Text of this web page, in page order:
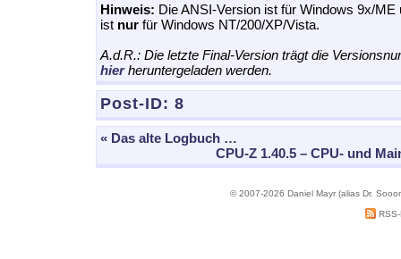
Hinweis: Die ANSI-Version ist für Windows 9x/ME
ist nur für Windows NT/200/XP/Vista.
A.d.R.: Die letzte Final-Version trägt die
hierheruntergeladen werden.
Post-ID: 8
« Das alte Logbuch …
CPU-Z 1.40.5 – CPU- und
© 2007-2026 Daniel Mayr (alias Dr.